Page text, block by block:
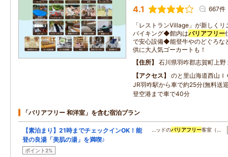
4.1 667件
「レストランVillage」が新しく
バイキング◆館内はバリアフリー
で安心設備◆能登牛やのどぐろな
供に大人気ゴーカートも！
住所
石川県羽咋郡志賀町上野
アクセス
のと里山海道西山
JR羽咋駅から車で約25分(無料送
登空港まで車で40分
「バリアフリー 和洋室」を含む宿泊プラン
【素泊まり】21時までチェックインOK！能
登の良湯「美肌の湯」を満喫♪
ポイント2%
…ッドのバリアフリー客室（…